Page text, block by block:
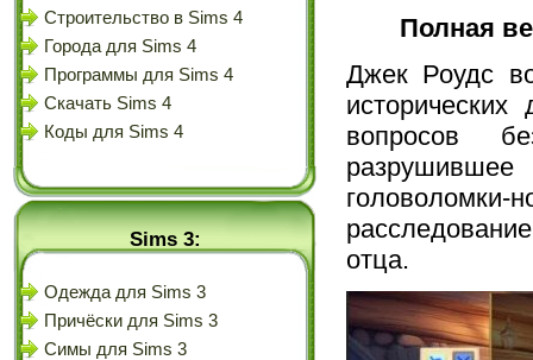
Строительство в Sims 4
Города для Sims 4
Программы для Sims 4
Скачать Sims 4
Коды для Sims 4
Sims 3:
Одежда для Sims 3
Причёски для Sims 3
Симы для Sims 3
Полная
Джек Роудс
исторических
вопросов
отца.